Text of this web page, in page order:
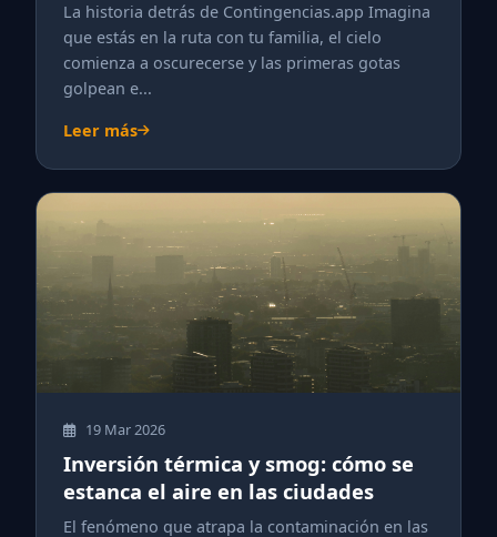
La historia detrás de Contingencias.app Imagina
que estás en la ruta con tu familia, el cielo
comienza a oscurecerse y las primeras gotas
golpean e...
Leer más
19 Mar 2026
Inversión térmica y smog: cómo se
estanca el aire en las ciudades
El fenómeno que atrapa la contaminación en las